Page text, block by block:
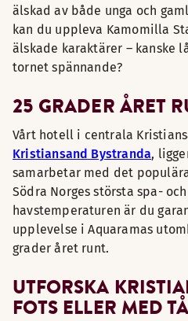
älskad av både unga och
kan du uppleva Kamomilla
älskade karaktärer – kanske
tornet spännande?
25 GRADER ÅRET
Vårt hotell i centrala
Kristiansand Bystranda,
samarbetar med det
Södra Norges största spa-
havstemperaturen är du
upplevelse i Aquaramas
grader året runt.
UTFORSKA
FOTS ELLER MED